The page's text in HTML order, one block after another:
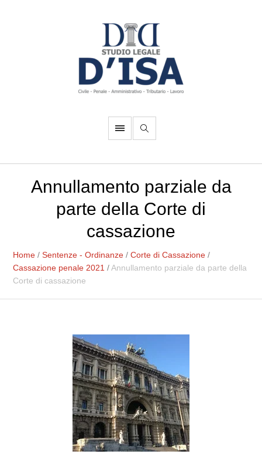
Annullamento parziale da
parte della Corte di
cassazione
Home /Sentenze - Ordinanze /Corte di Cassazione /
Cassazione penale 2021 /Annullamento parziale da parte della
Corte di cassazione